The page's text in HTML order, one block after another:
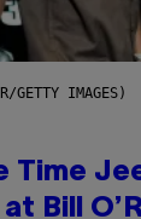
GETTY IMAGES)
Time
Bill